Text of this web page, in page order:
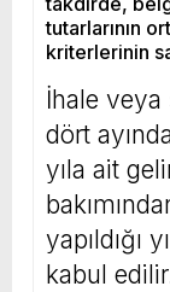
tutarlarının
kriterlerinin
İhale veya
dört
yıla ait
yapıldığı
kabul